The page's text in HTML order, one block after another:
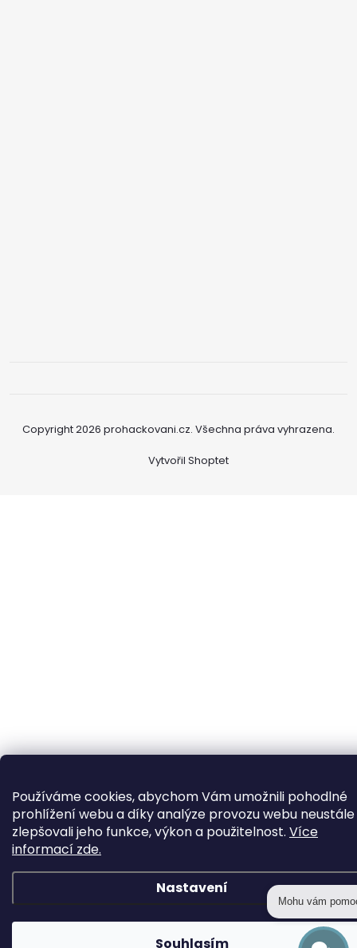
Používáme cookies, abychom Vám umožnili pohodlné
prohlížení webu a díky analýze provozu webu neustále
zlepšovali jeho funkce, výkon a použitelnost. Více
informací zde.
Nastavení
Souhlasím
Vytvořil Shoptet
Copyright 2026 prohackovani.cz. Všechna práva vyhrazena.
Mohu vám